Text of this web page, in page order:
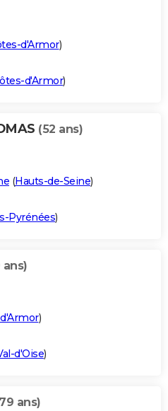
d'Armor)
d'Armor)
(52 ans)
(Hauts-de-Seine)
Pyrénées)
ans)
)
d'Oise)
ans)